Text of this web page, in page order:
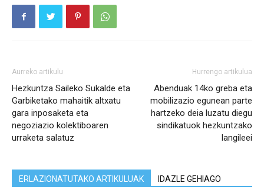
Aurreko artikulu
Hezkuntza Saileko Sukalde eta
Garbiketako mahaitik altxatu
gara inposaketa eta
negoziazio kolektiboaren
urraketa salatuz
Hurrengo artikulua
Abenduak 14ko greba eta
mobilizazio egunean parte
hartzeko deia luzatu diegu
sindikatuok hezkuntzako
langileei
ERLAZIONATUTAKO ARTIKULUAK IDAZLE GEHIAGO